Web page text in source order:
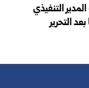
التنفيذي
التحرير